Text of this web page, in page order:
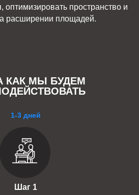
оптимизировать пространство и
расширении площадей.
КАК МЫ БУДЕМ
1-3 дней
Шаг 1